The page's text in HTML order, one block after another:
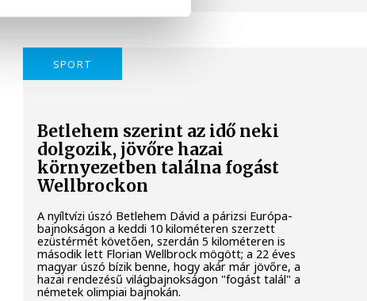
SPORT
Betlehem szerint az idő neki
dolgozik, jövőre hazai
környezetben találna fogást
Wellbrockon
A nyíltvízi úszó Betlehem Dávid a párizsi Európa-
bajnokságon a keddi 10 kilométeren szerzett
ezüstérmét követően, szerdán 5 kilométeren is
második lett Florian Wellbrock mögött; a 22 éves
magyar úszó bízik benne, hogy akár már jövőre, a
hazai rendezésű világbajnokságon "fogást talál" a
németek olimpiai bajnokán.